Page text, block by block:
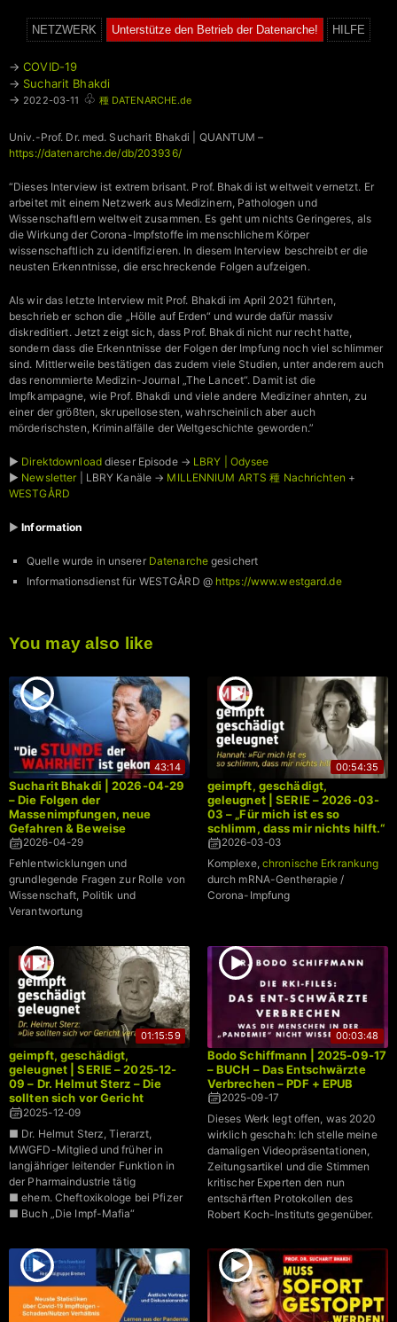
NETZWERK Unterstütze den Betrieb der Datenarche! HILFE
→COVID-19
→ Sucharit Bhakdi
→ 2022-03-11 ♧ 種 DATENARCHE.de
Univ.-Prof. Dr. med. Sucharit Bhakdi | QUANTUM –
https://datenarche.de/db/203936/
“Dieses Interview ist extrem brisant. Prof. Bhakdi ist weltweit vernetzt. Er
arbeitet mit einem Netzwerk aus Medizinern, Pathologen und
Wissenschaftlern weltweit zusammen. Es geht um nichts Geringeres, als
die Wirkung der Corona-Impfstoffe im menschlichem Körper
wissenschaftlich zu identifizieren. In diesem Interview beschreibt er die
neusten Erkenntnisse, die erschreckende Folgen aufzeigen.
Als wir das letzte Interview mit Prof. Bhakdi im April 2021 führten,
beschrieb er schon die „Hölle auf Erden“ und wurde dafür massiv
diskreditiert. Jetzt zeigt sich, dass Prof. Bhakdi nicht nur recht hatte,
sondern dass die Erkenntnisse der Folgen der Impfung noch viel schlimmer
sind. Mittlerweile bestätigen das zudem viele Studien, unter anderem auch
das renommierte Medizin-Journal „The Lancet“. Damit ist die
Impfkampagne, wie Prof. Bhakdi und viele andere Mediziner ahnten, zu
einer der größten, skrupellosesten, wahrscheinlich aber auch
mörderischsten, Kriminalfälle der Weltgeschichte geworden.”
► Direktdownloaddieser Episode → LBRY | Odysee
► Newsletter | LBRY Kanäle → MILLENNIUM ARTS 種 Nachrichten +
WESTGÅRD
►Information
Quelle wurde in unserer Datenarchegesichert
Informationsdienst für WESTGÅRD @ https://www.westgard.de
You may also like
43:14
Sucharit Bhakdi | 2026-04-29
– Die Folgen der
Massenimpfungen, neue
Gefahren & Beweise
2026-04-29
Fehlentwicklungen und
grundlegende Fragen zur Rolle von
Wissenschaft, Politik und
Verantwortung
00:54:35
geimpft, geschädigt,
geleugnet | SERIE – 2026-03-
03 – „Für mich ist es so
schlimm, dass mir nichts hilft.“
2026-03-03
Komplexe, chronische Erkrankung
durch mRNA-Gentherapie /
Corona-Impfung
01:15:59
geimpft, geschädigt,
geleugnet | SERIE – 2025-12-
09 – Dr. Helmut Sterz – Die
sollten sich vor Gericht
verantworten
2025-12-09
■ Dr. Helmut Sterz, Tierarzt,
MWGFD-Mitglied und früher in
langjähriger leitender Funktion in
der Pharmaindustrie tätig
■ ehem. Cheftoxikologe bei Pfizer
■ Buch „Die Impf-Mafia“
00:03:48
Bodo Schiffmann | 2025-09-17
– BUCH – Das Entschwärzte
Verbrechen – PDF + EPUB
2025-09-17
Dieses Werk legt offen, was 2020
wirklich geschah: Ich stelle meine
damaligen Videopräsentationen,
Zeitungsartikel und die Stimmen
kritischer Experten den nun
entschärften Protokollen des
Robert Koch-Instituts gegenüber.